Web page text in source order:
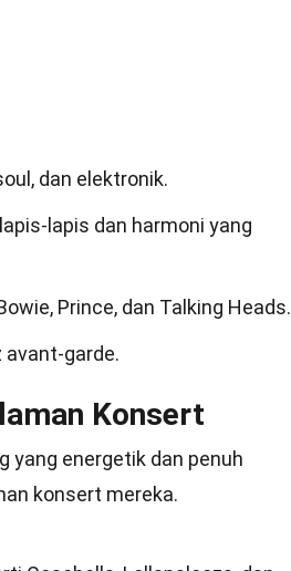
dan elektronik.
lapis dan harmoni yang
Prince, dan Talking Heads.
avant-garde.
Konsert
yang energetik dan penuh
konsert mereka.